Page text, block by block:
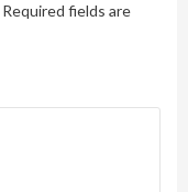
Required fields are